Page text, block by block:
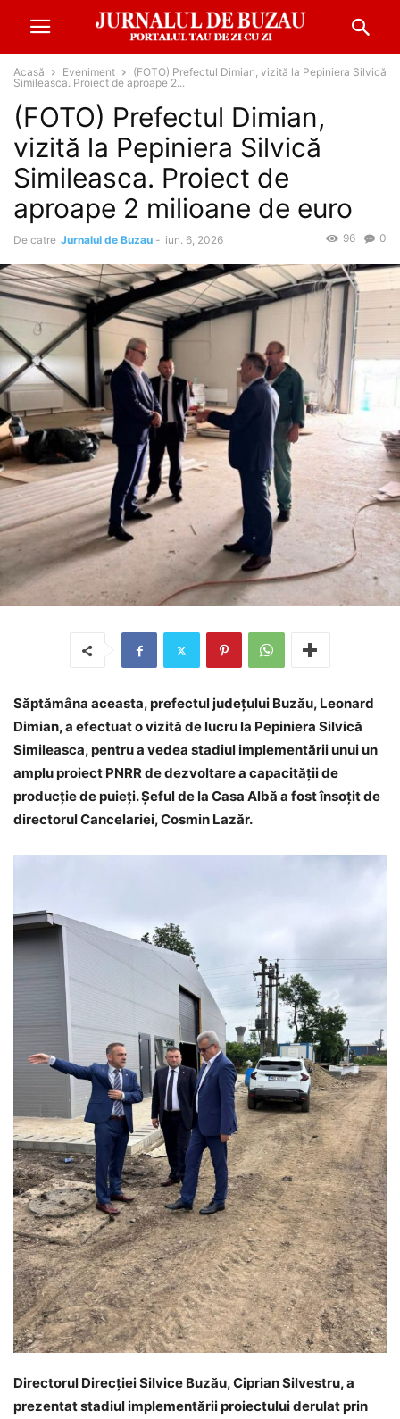
Acasă Eveniment
(FOTO) Prefectul Dimian, vizită la Pepiniera Silvică
Simileasca. Proiect de aproape 2...
(FOTO) Prefectul Dimian,
vizită la Pepiniera Silvică
Simileasca. Proiect de
aproape 2 milioane de euro
De catre Jurnalul de Buzau - iun. 6, 2026 0
96
Săptămâna aceasta, prefectul județului Buzău, Leonard
Dimian, a efectuat o vizită de lucru la Pepiniera Silvică
Simileasca, pentru a vedea stadiul implementării unui un
amplu proiect PNRR de dezvoltare a capacității de
producție de puieți. Șeful de la Casa Albă a fost însoțit de
directorul Cancelariei, Cosmin Lazăr.
Directorul Direcției Silvice Buzău, Ciprian Silvestru, a
prezentat stadiul implementării proiectului derulat prin